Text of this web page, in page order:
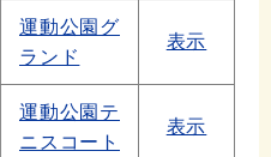
運動公園グ
ランド
表示
運動公園テ
ニスコート
表示